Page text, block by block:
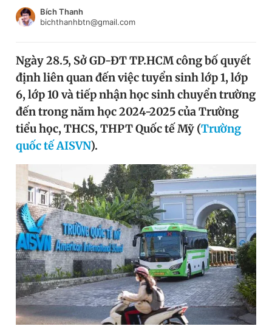
Tin thị trường
Video Magazine
Sản phẩm khác
Tiện ích Bạn cần biết
Thông tin tòa soạn Liên hệ quảng cáo
Đọc Thanh Niên trên điện thoại
Đăng xuất
Bích Thanh
bichthanhbtn@gmail.com
Ngày 28.5, Sở GD-ĐT TP.HCM công bố quyết
định liên quan đến việc tuyển sinh lớp 1, lớp
6, lớp 10 và tiếp nhận học sinh chuyển trường
đến trong năm học 2024-2025 của Trường
tiểu học, THCS, THPT Quốc tế Mỹ (Trường
quốc tế AISVN).